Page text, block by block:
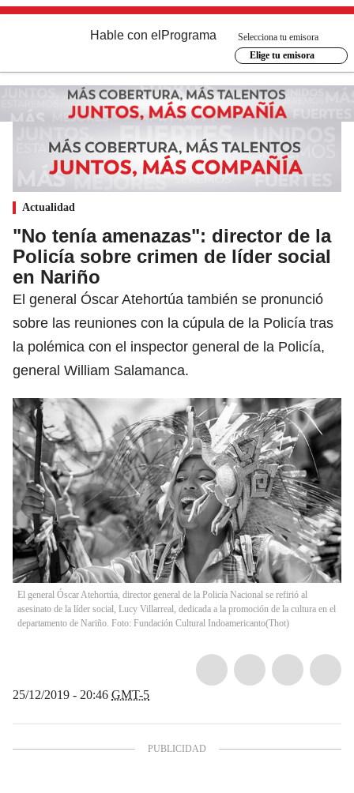
Hable con el Programa
Selecciona tu emisora
Elige tu emisora
Actualidad
"No tenía amenazas": director de la
Policía sobre crimen de líder social
en Nariño
El general Óscar Atehortúa también se pronunció
sobre las reuniones con la cúpula de la Policía tras
la polémica con el inspector general de la Policía,
general William Salamanca.
El general Óscar Atehortúa, director general de la Policía Nacional se refirió al
asesinato de la líder social, Lucy Villarreal, dedicada a la promoción de la cultura en el
departamento de Nariño. Foto: Fundación Cultural Indoamericanto(Thot)
25/12/2019 - 20:46 GMT-5